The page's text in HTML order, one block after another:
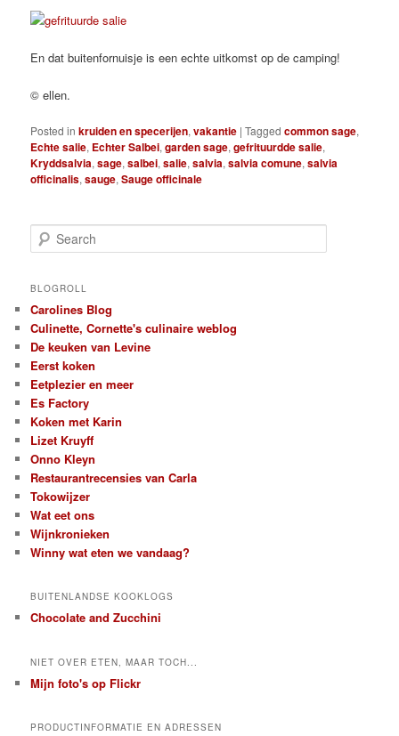
En dat buitenfornuisje is een echte uitkomst op de camping!
© ellen.
Posted in kruiden en specerijen,vakantie |Tagged common sage,
Echte salie, Echter Salbei,garden sage,gefrituurdde salie,
Kryddsalvia,sage,salbei,salie,salvia,salvia comune,salvia
officinalis,sauge,Sauge officinale
e
r
h
BLOGROLL
Carolines Blog
Culinette, Cornette's culinaire weblog
De keuken van Levine
Eerst koken
Eetplezier en meer
Es Factory
Koken met Karin
Lizet Kruyff
Onno Kleyn
Restaurantrecensies van Carla
Tokowijzer
Wat eet ons
Wijnkronieken
Winny wat eten we vandaag?
BUITENLANDSE KOOKLOGS
Chocolate and Zucchini
NIET OVER ETEN, MAAR TOCH...
Mijn foto's op Flickr
PRODUCTINFORMATIE EN ADRESSEN